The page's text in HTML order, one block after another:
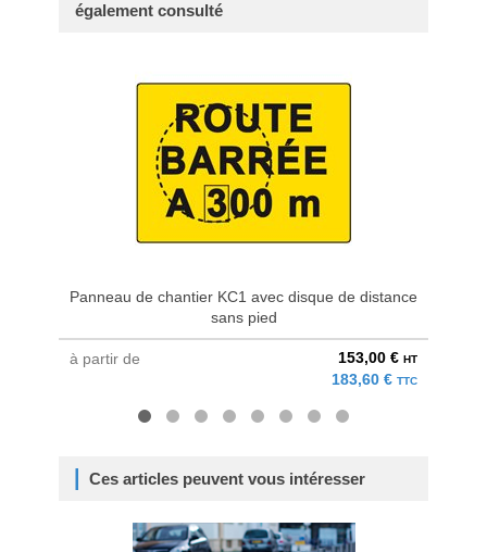
également consulté
Panneau de chantier KC1 avec disque de distance
sans pied
à partir de 153,00 € HT
183,60 € TTC
Ces articles peuvent vous intéresser